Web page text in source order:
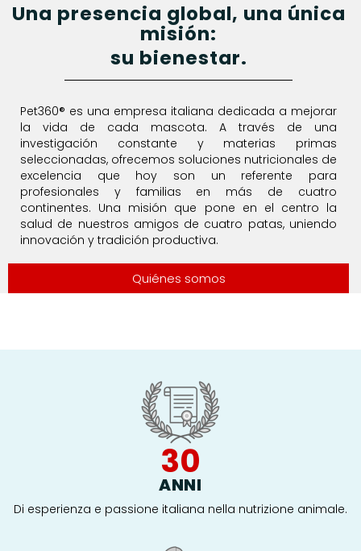
Una presencia global, una única
misión:
su bienestar.
Pet360® es una empresa italiana dedicada a mejorar
la vida de cada mascota. A través de una
investigación constante y materias primas
seleccionadas, ofrecemos soluciones nutricionales de
excelencia que hoy son un referente para
profesionales y familias en más de cuatro
continentes. Una misión que pone en el centro la
salud de nuestros amigos de cuatro patas, uniendo
innovación y tradición productiva.
Quiénes somos
30
ANNI
Di esperienza e passione italiana nella nutrizione animale.